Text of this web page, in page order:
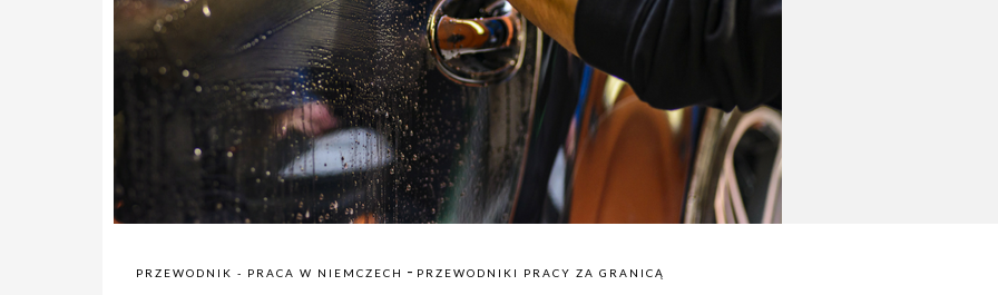
PRZEWODNIK - PRACA W NIEMCZECH - PRZEWODNIKI PRACY ZA GRANICĄ